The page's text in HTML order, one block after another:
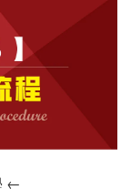
←